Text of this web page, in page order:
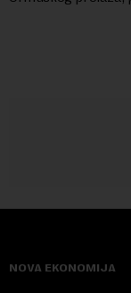
NOVA EKONOMIJA